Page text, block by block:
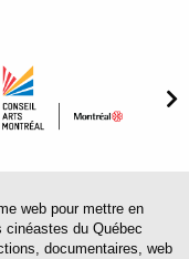
web pour mettre en
du Québec
documentaires, web